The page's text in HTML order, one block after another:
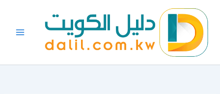
المحتوى